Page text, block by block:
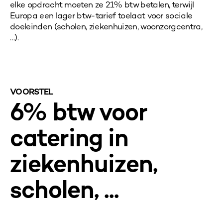
elke opdracht moeten ze 21% btw betalen, terwijl
Europa een lager btw-tarief toelaat voor sociale
doeleinden (scholen, ziekenhuizen, woonzorgcentra,
…).
VOORSTEL
6% btw voor
catering in
ziekenhuizen,
scholen, ...